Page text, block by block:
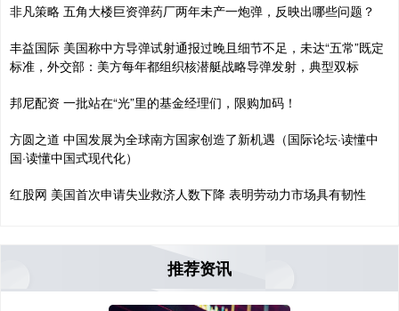
非凡策略 五角大楼巨资弹药厂两年未产一炮弹，反映出哪些问题？
丰益国际 美国称中方导弹试射通报过晚且细节不足，未达“五常”既定
标准，外交部：美方每年都组织核潜艇战略导弹发射，典型双标
邦尼配资 一批站在“光”里的基金经理们，限购加码！
方圆之道 中国发展为全球南方国家创造了新机遇（国际论坛·读懂中
国·读懂中国式现代化）
红股网 美国首次申请失业救济人数下降 表明劳动力市场具有韧性
推荐资讯